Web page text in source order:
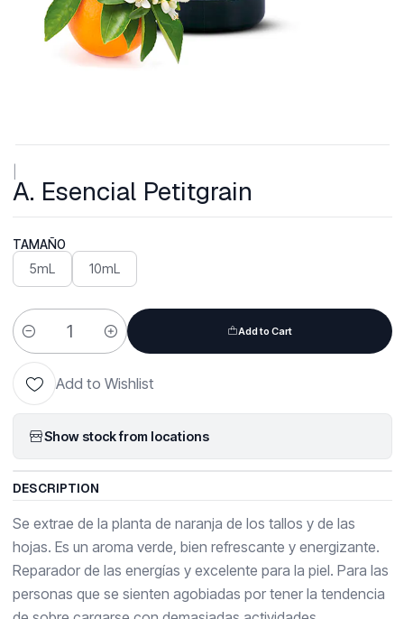
A. Esencial Petitgrain
TAMAÑO
5mL 10mL
Quantity
Add to Cart
Add to Wishlist
Show stock from locations
DESCRIPTION
Se extrae de la planta de naranja de los tallos y de las
hojas. Es un aroma verde, bien refrescante y energizante.
Reparador de las energías y excelente para la piel. Para las
personas que se sienten agobiadas por tener la tendencia